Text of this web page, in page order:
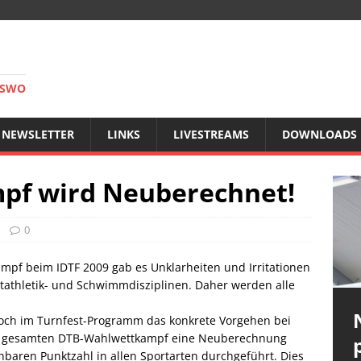
NEWSLETTER LINKS LIVESTREAMS DOWNLOADS
wird Neuberechnet!
0
beim IDTF 2009 gab es Unklarheiten und Irritationen
und Schwimmdisziplinen. Daher werden alle
im Turnfest-Programm das konkrete Vorgehen bei
DTB-Wahlwettkampf eine Neuberechnung
Punktzahl in allen Sportarten durchgeführt. Dies